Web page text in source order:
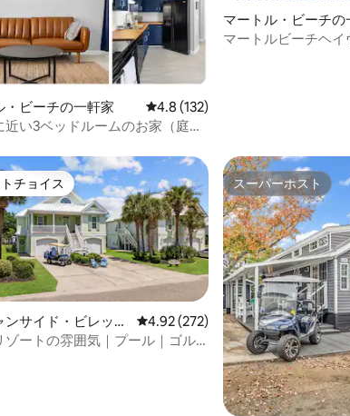
4.93つ星の平均評価
・ビーチの一軒家 レビュー132件、5つ星中4.8つ星
4.8 (132)
近い3ベッドルームのお家（庭付
マートル・ビーチの
マートルビーチヘ
4.92つ星の平均評価
ゲストチョイスです。
チョイス
ンサイド・ビレッジ
レビュー272件、5つ星中4.92つ星
4.92 (272)
ゾートの雰囲気｜プール｜ゴル
スーパーホスト
スーパーホスト